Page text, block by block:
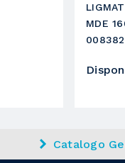
MDE
008382
Catalogo